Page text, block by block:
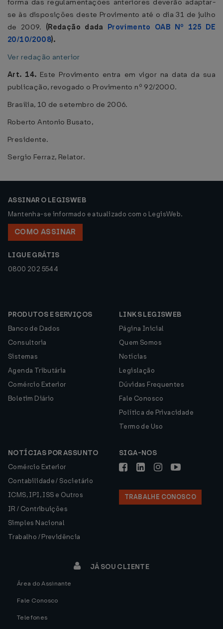
forma das regulamentações anteriores deverão adaptar-
se às disposições deste Provimento até o dia 31 de julho
de 2009. (Redação dada Provimento OAB Nº 125 DE
20/10/2008).
Ver redação anterior
Art. 14. Este Provimento entra em vigor na data da sua
publicação, revogado o Provimento nº 92/2000.
Brasília, 10 de setembro de 2006.
Roberto Antonio Busato,
Presidente.
Sergio Ferraz, Relator.
ASSINAR O LEGISWEB
Mantenha-se informado e atualizado com o LegisWeb.
COMO ASSINAR
LIGUE GRÁTIS
0800 202 5544
PRODUTOS E SERVIÇOS
Banco de Dados
Consultoria
Sistemas
Agenda Tributária
Comércio Exterior
Boletim Diário
LINKS LEGISWEB
Página Inicial
Quem Somos
Notícias
Legislação
Dúvidas Frequentes
Fale Conosco
Política de Privacidade
Termo de Uso
NOTÍCIAS POR ASSUNTO
Comércio Exterior
Contabilidade / Societário
ICMS, IPI, ISS e Outros
IR / Contribuições
Simples Nacional
Trabalho / Previdência
SIGA-NOS
TRABALHE CONOSCO
JÁ SOU CLIENTE
Área do Assinante
Fale Conosco
Telefones